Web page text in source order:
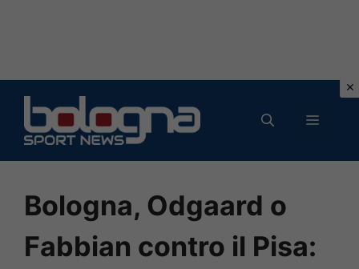
contenuto
MENU
Bologna, Odgaard o
Fabbian contro il Pisa: